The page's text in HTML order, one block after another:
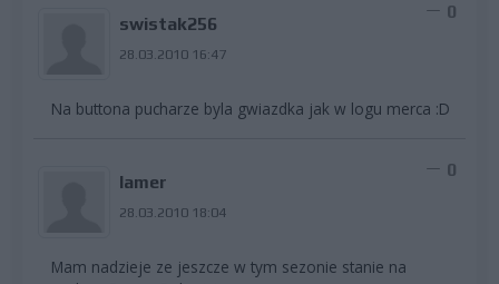
swistak256
28.03.2010 16:47
0
Na buttona pucharze byla gwiazdka jak w logu merca :D
Iamer
28.03.2010 18:04
0
Mam nadzieje ze jeszcze w tym sezonie stanie na